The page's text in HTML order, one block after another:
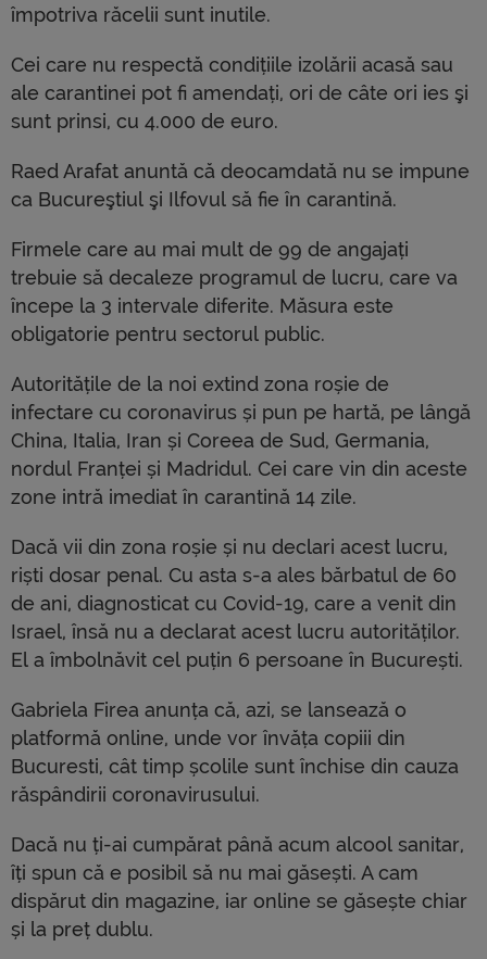
împotriva răcelii sunt inutile.
Cei care nu respectă condițiile izolării acasă sau
ale carantinei pot fi amendați, ori de câte ori ies şi
sunt prinsi, cu 4.000 de euro.
Raed Arafat anuntă că deocamdată nu se impune
ca Bucureştiul şi Ilfovul să fie în carantină.
Firmele care au mai mult de 99 de angajați
trebuie să decaleze programul de lucru, care va
începe la 3 intervale diferite. Măsura este
obligatorie pentru sectorul public.
Autoritățile de la noi extind zona roșie de
infectare cu coronavirus și pun pe hartă, pe lângă
China, Italia, Iran și Coreea de Sud, Germania,
nordul Franței și Madridul. Cei care vin din aceste
zone intră imediat în carantină 14 zile.
Dacă vii din zona roșie și nu declari acest lucru,
riști dosar penal. Cu asta s-a ales bărbatul de 60
de ani, diagnosticat cu Covid-19, care a venit din
Israel, însă nu a declarat acest lucru autorităților.
El a îmbolnăvit cel puțin 6 persoane în București.
Gabriela Firea anunța că, azi, se lansează o
platformă online, unde vor învăța copiii din
Bucuresti, cât timp școlile sunt închise din cauza
răspândirii coronavirusului.
Dacă nu ți-ai cumpărat până acum alcool sanitar,
îți spun că e posibil să nu mai găsești. A cam
dispărut din magazine, iar online se găsește chiar
și la preț dublu.